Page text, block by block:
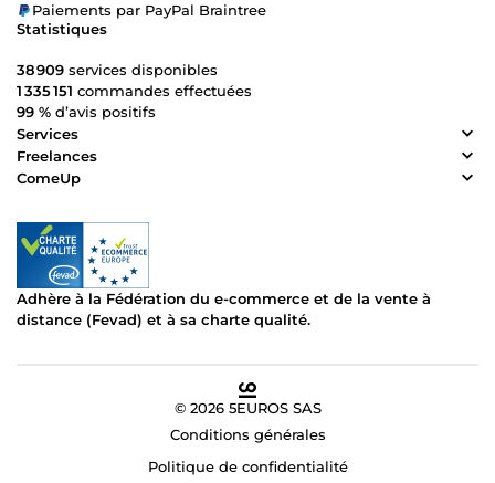
Paiements par PayPal Braintree
Statistiques
38 909 services disponibles
1 335 151 commandes effectuées
99 % d’avis positifs
Services
Freelances
ComeUp
Adhère à la Fédération du e-commerce et de la vente à
distance (Fevad) et à sa charte qualité.
© 2026 5EUROS SAS
Conditions générales
Politique de confidentialité